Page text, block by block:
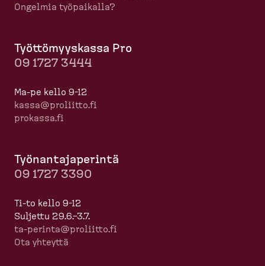
Ongelmia työpaikalla?
Työttö­myyskassa Pro
09 1727 3444
Ma-pe kello 9-12
kassa@proliitto.fi
prokassa.fi
Työnan­ta­ja­perintä
09 1727 3390
Ti-to kello 9-12
Suljettu 29.6.–3.7.
ta-​perinta@proliitto.fi
Ota yhteyttä